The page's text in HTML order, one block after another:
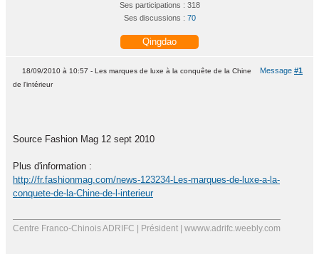
Ses participations : 318
Ses discussions : 70
Qingdao
Message #1
18/09/2010 à 10:57 - Les marques de luxe à la conquête de la Chine
de l'intérieur
Source Fashion Mag 12 sept 2010
Plus d'information :
http://fr.fashionmag.com/news-123234-Les-marques-de-luxe-a-la-
conquete-de-la-Chine-de-l-interieur
Centre Franco-Chinois ADRIFC | Président | wwww.adrifc.weebly.com